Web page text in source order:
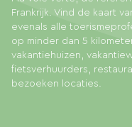
Frankrijk. Vind de kaart
evenals alle
op minder dan 5
vakantiehuizen,
fietsverhuurders,
bezoeken locaties.